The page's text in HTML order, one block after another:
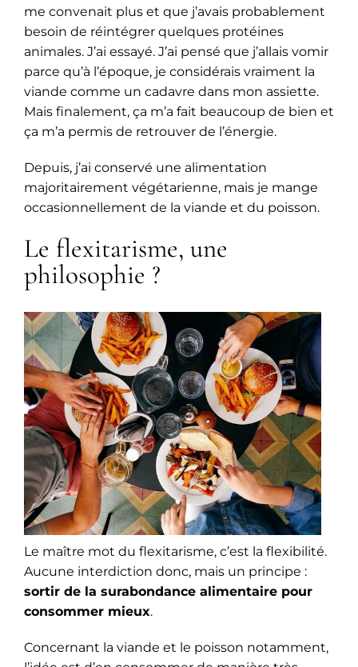
me convenait plus et que j’avais probablement
besoin de réintégrer quelques protéines
animales. J’ai essayé. J’ai pensé que j’allais vomir
parce qu’à l’époque, je considérais vraiment la
viande comme un cadavre dans mon assiette.
Mais finalement, ça m’a fait beaucoup de bien et
ça m’a permis de retrouver de l’énergie.
Depuis, j’ai conservé une alimentation
majoritairement végétarienne, mais je mange
occasionnellement de la viande et du poisson.
Le flexitarisme, une
philosophie ?
Le maître mot du flexitarisme, c’est la flexibilité.
Aucune interdiction donc, mais un principe :
sortir de la surabondance alimentaire pour
consommer mieux.
Concernant la viande et le poisson notamment,